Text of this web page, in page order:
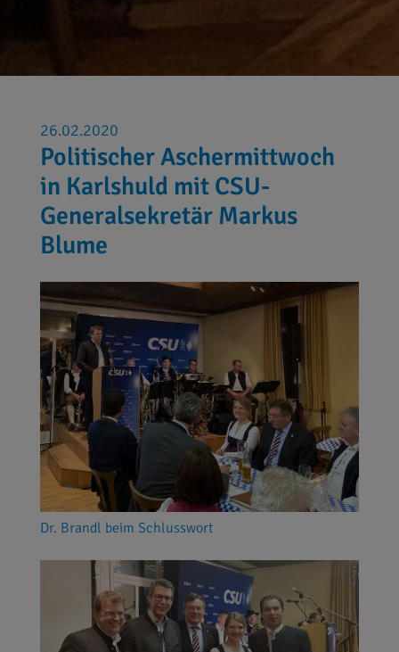
26.02.2020
Politischer Aschermittwoch
in Karlshuld mit CSU-
Generalsekretär Markus
Blume
Dr. Brandl beim Schlusswort